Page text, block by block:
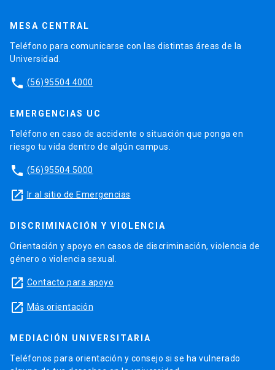
MESA CENTRAL
Teléfono para comunicarse con las distintas áreas de la
Universidad.
phone (56)95504 4000
EMERGENCIAS UC
Teléfono en caso de accidente o situación que ponga en
riesgo tu vida dentro de algún campus.
phone (56)95504 5000
launch Ir al sitio de Emergencias
DISCRIMINACIÓN Y VIOLENCIA
Orientación y apoyo en casos de discriminación, violencia de
género o violencia sexual.
launch Contacto para apoyo
launch Más orientación
MEDIACIÓN UNIVERSITARIA
Teléfonos para orientación y consejo si se ha vulnerado